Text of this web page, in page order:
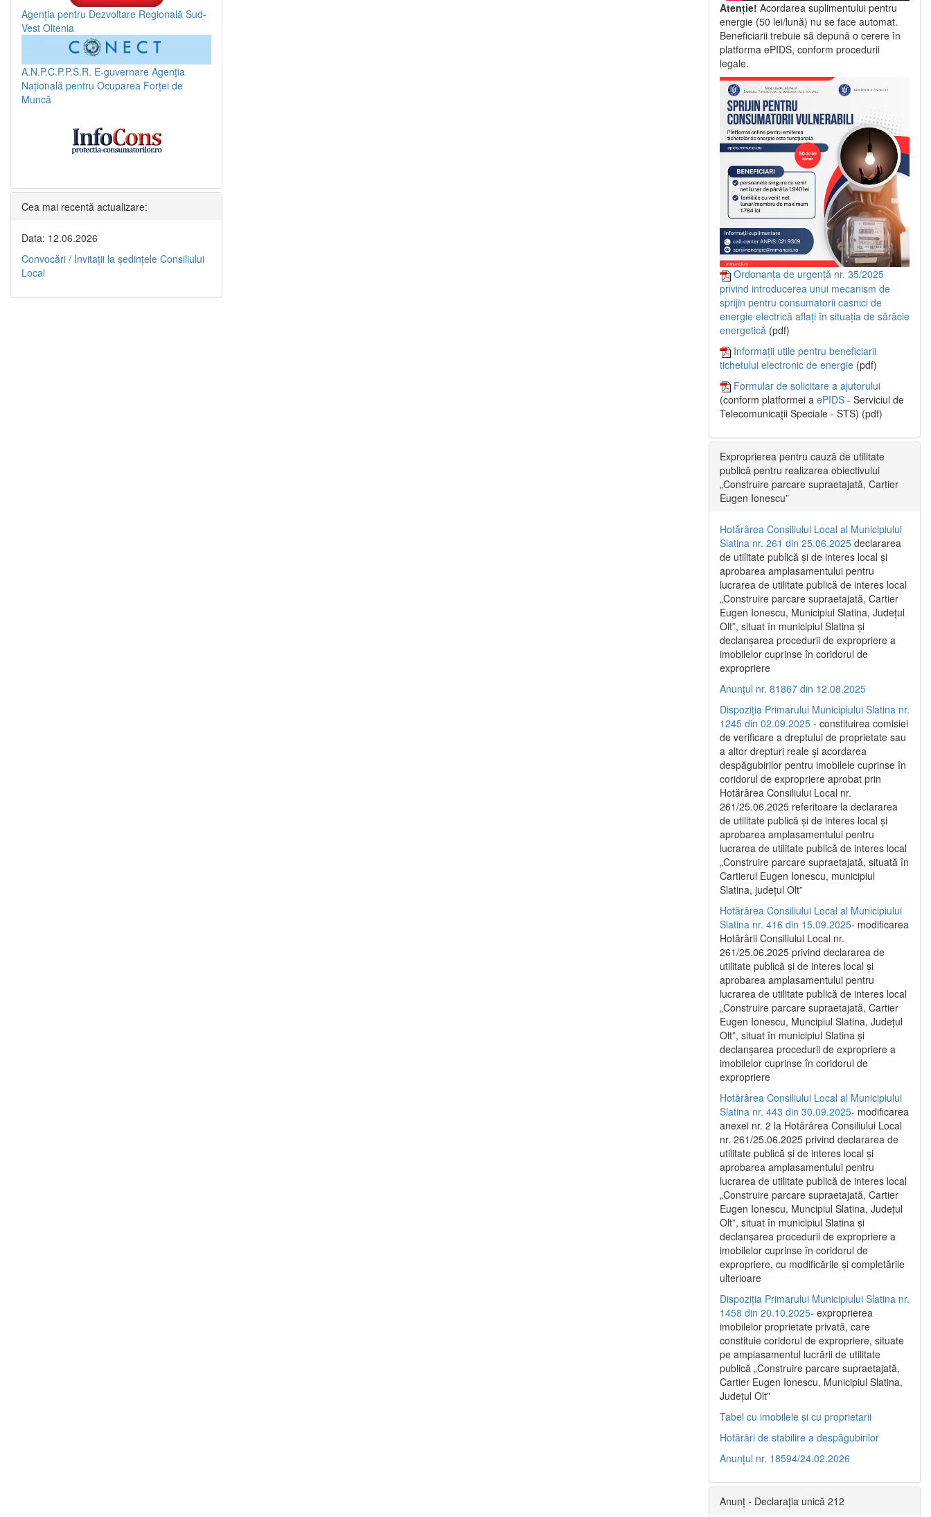
Agenția pentru Dezvoltare Regională Sud-
Vest Oltenia
A.N.P.C.P.P.S.R. E-guvernare Agenția
Națională pentru Ocuparea Forței de
Muncă
Cea mai recentă actualizare:
Data: 12.06.2026
Convocări / Invitaţii la şedinţele Consiliului
Local
Atenție! Acordarea suplimentului pentru
energie (50 lei/lună) nu se face automat.
Beneficiarii trebuie să depună o cerere în
platforma ePIDS, conform procedurii
legale.
Ordonanța de urgență nr. 35/2025
privind introducerea unui mecanism de
sprijin pentru consumatorii casnici de
energie electrică aflați în situația de sărăcie
energetică (pdf)
Informații utile pentru beneficiarii
tichetului electronic de energie (pdf)
Formular de solicitare a ajutorului
(conform platformei a ePIDS - Serviciul de
Telecomunicații Speciale - STS) (pdf)
Exproprierea pentru cauză de utilitate
publică pentru realizarea obiectivului
„Construire parcare supraetajată, Cartier
Eugen Ionescu”
Hotărârea Consiliului Local al Municipiului
Slatina nr. 261 din 25.06.2025 declararea
de utilitate publică și de interes local și
aprobarea amplasamentului pentru
lucrarea de utilitate publică de interes local
„Construire parcare supraetajată, Cartier
Eugen Ionescu, Municipiul Slatina, Județul
Olt”, situat în municipiul Slatina și
declanșarea procedurii de expropriere a
imobilelor cuprinse în coridorul de
expropriere
Anunțul nr. 81867 din 12.08.2025
Dispoziția Primarului Municipiului Slatina nr.
1245 din 02.09.2025 - constituirea comisiei
de verificare a dreptului de proprietate sau
a altor drepturi reale și acordarea
despăgubirilor pentru imobilele cuprinse în
coridorul de expropriere aprobat prin
Hotărârea Consiliului Local nr.
261/25.06.2025 referitoare la declararea
de utilitate publică și de interes local și
aprobarea amplasamentului pentru
lucrarea de utilitate publică de interes local
„Construire parcare supraetajată, situată în
Cartierul Eugen Ionescu, municipiul
Slatina, județul Olt”
Hotărârea Consiliului Local al Municipiului
Slatina nr. 416 din 15.09.2025- modificarea
Hotărârii Consiliului Local nr.
261/25.06.2025 privind declararea de
utilitate publică și de interes local și
aprobarea amplasamentului pentru
lucrarea de utilitate publică de interes local
„Construire parcare supraetajată, Cartier
Eugen Ionescu, Muncipiul Slatina, Județul
Olt”, situat în municipiul Slatina și
declanșarea procedurii de expropriere a
imobilelor cuprinse în coridorul de
expropriere
Hotărârea Consiliului Local al Municipiului
Slatina nr. 443 din 30.09.2025- modificarea
anexei nr. 2 la Hotărârea Consiliului Local
nr. 261/25.06.2025 privind declararea de
utilitate publică şi de interes local şi
aprobarea amplasamentului pentru
lucrarea de utilitate publică de interes local
„Construire parcare supraetajată, Cartier
Eugen Ionescu, Muncipiul Slatina, Judeţul
Olt”, situat în municipiul Slatina şi
declanşarea procedurii de expropriere a
imobilelor cuprinse în coridorul de
expropriere, cu modificările şi completările
ulterioare
Dispoziția Primarului Municipiului Slatina nr.
1458 din 20.10.2025- exproprierea
imobilelor proprietate privată, care
constituie coridorul de expropriere, situate
pe amplasamentul lucrării de utilitate
publică „Construire parcare supraetajată,
Cartier Eugen Ionescu, Municipiul Slatina,
Județul Olt”
Tabel cu imobilele și cu proprietarii
Hotărâri de stabilire a despăgubirilor
Anunțul nr. 18594/24.02.2026
Anunț - Declarația unică 212